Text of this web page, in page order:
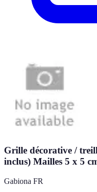
Grille décorative /
inclus) Mailles 5 x 5
Gabiona FR